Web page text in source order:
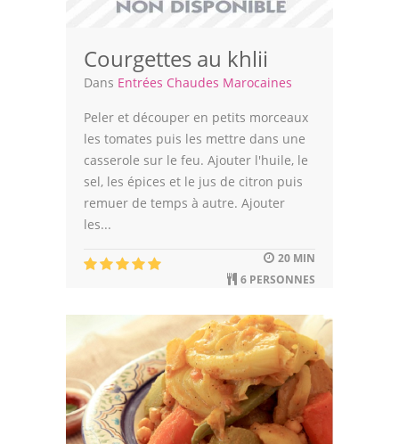
Courgettes au khlii
Dans Entrées Chaudes Marocaines
Peler et découper en petits morceaux
les tomates puis les mettre dans une
casserole sur le feu. Ajouter l'huile, le
sel, les épices et le jus de citron puis
remuer de temps à autre. Ajouter
les...
20 MIN
6 PERSONNES